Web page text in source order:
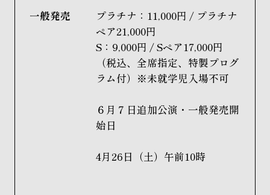
一般発売
プラチナ：11,000円 / プラチナ
ペア21,000円
S：9,000円 / Sペア17,000円
（税込、全席指定、特製プログ
ラム付）※未就学児入場不可
６月７日追加公演・一般発売開
始日
4月26日（土）午前10時